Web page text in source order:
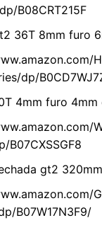
B08CRT215F
36T 8mm furo
dp/
4mm furo
B07CXSSGF8
gt2
B07W17N3F9/